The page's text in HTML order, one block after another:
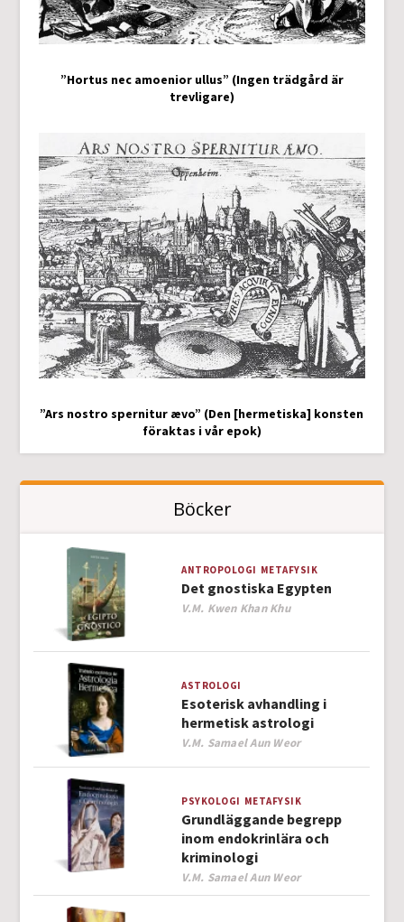
”Hortus nec amoenior ullus” (Ingen trädgård är
trevligare)
”Ars nostro spernitur ævo” (Den [hermetiska] konsten
föraktas i vår epok)
Böcker
ANTROPOLOGI METAFYSIK
Det gnostiska Egypten
Author
V.M. Kwen Khan Khu
ASTROLOGI
Esoterisk avhandling i
hermetisk astrologi
Author
V.M. Samael Aun Weor
PSYKOLOGI METAFYSIK
Grundläggande begrepp
inom endokrinlära och
kriminologi
Author
V.M. Samael Aun Weor